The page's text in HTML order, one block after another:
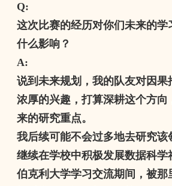
Q:
这次比赛的经历对你们未来的学
什么影响？
A:
说到未来规划，我的队友对因果
浓厚的兴趣，打算深耕这个方向
来的研究重点。
我后续可能不会过多地去研究该
继续在学校中积极发展数据科学
伯克利大学学习交流期间，被那